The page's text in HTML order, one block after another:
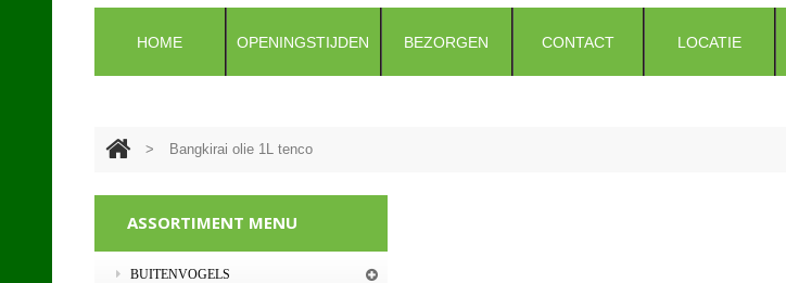
HOME OPENINGSTIJDEN BEZORGEN CONTACT LOCATIE
> Bangkirai olie 1L tenco
ASSORTIMENT MENU
BUITENVOGELS